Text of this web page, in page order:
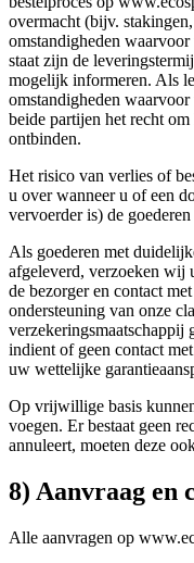
overmacht (bijv.
omstandigheden
staat zijn de
mogelijk informeren. Als
omstandigheden
beide partijen het recht
ontbinden.
Het risico van verlies of
u over wanneer u of een
vervoerder is) de
Als goederen met
afgeleverd, verzoeken wij
de bezorger en contact
ondersteuning van onze
verzekeringsmaatschappij
indient of geen contact
uw wettelijke
Op vrijwillige basis
voegen. Er bestaat geen
annuleert, moeten deze
8) Aanvraag en
Alle aanvragen op